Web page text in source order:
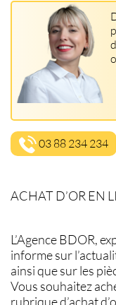
03 88 234 234
ACHAT D’OR EN
L’Agence BDOR,
informe sur
ainsi que sur les
Vous souhaitez
rubrique d’achat